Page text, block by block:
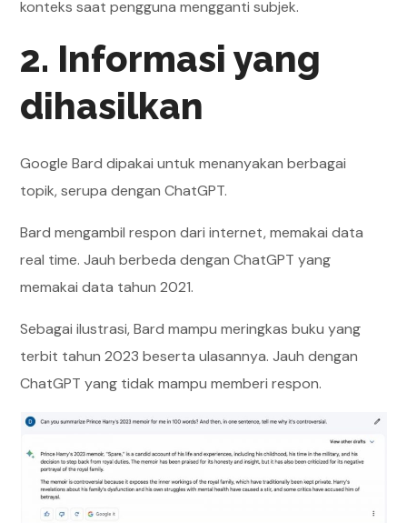
konteks saat pengguna mengganti subjek.
2. Informasi yang
dihasilkan
Google Bard dipakai untuk menanyakan berbagai
topik, serupa dengan ChatGPT.
Bard mengambil respon dari internet, memakai data
real time. Jauh berbeda dengan ChatGPT yang
memakai data tahun 2021.
Sebagai ilustrasi, Bard mampu meringkas buku yang
terbit tahun 2023 beserta ulasannya. Jauh dengan
ChatGPT yang tidak mampu memberi respon.